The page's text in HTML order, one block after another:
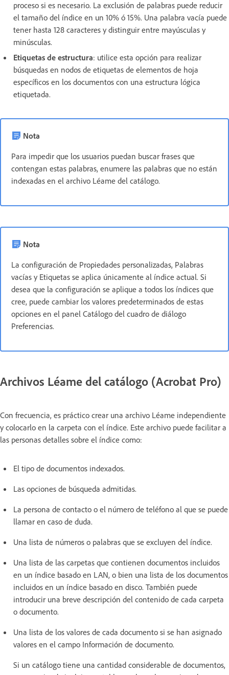
proceso si es necesario. La exclusión de palabras puede reducir
el tamaño del índice en un 10% ó 15%. Una palabra vacía puede
tener hasta 128 caracteres y distinguir entre mayúsculas y
minúsculas.
Etiquetas de estructura: utilice esta opción para realizar
búsquedas en nodos de etiquetas de elementos de hoja
específicos en los documentos con una estructura lógica
etiquetada.
Nota
Para impedir que los usuarios puedan buscar frases que
contengan estas palabras, enumere las palabras que no están
indexadas en el archivo Léame del catálogo.
Nota
La configuración de Propiedades personalizadas, Palabras
vacías y Etiquetas se aplica únicamente al índice actual. Si
desea que la configuración se aplique a todos los índices que
cree, puede cambiar los valores predeterminados de estas
opciones en el panel Catálogo del cuadro de diálogo
Preferencias.
Archivos Léame del catálogo (Acrobat Pro)
Con frecuencia, es práctico crear una archivo Léame independiente
y colocarlo en la carpeta con el índice. Este archivo puede facilitar a
las personas detalles sobre el índice como:
El tipo de documentos indexados.
Las opciones de búsqueda admitidas.
La persona de contacto o el número de teléfono al que se puede
llamar en caso de duda.
Una lista de números o palabras que se excluyen del índice.
Una lista de las carpetas que contienen documentos incluidos
en un índice basado en LAN, o bien una lista de los documentos
incluidos en un índice basado en disco. También puede
introducir una breve descripción del contenido de cada carpeta
o documento.
Una lista de los valores de cada documento si se han asignado
valores en el campo Información de documento.
Si un catálogo tiene una cantidad considerable de documentos,